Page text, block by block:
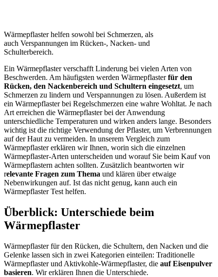
Wärmepflaster helfen sowohl bei Schmerzen, als
auch Verspannungen im Rücken-, Nacken- und
Schulterbereich.
Ein Wärmepflaster verschafft Linderung bei vielen Arten von
Beschwerden. Am häufigsten werden Wärmepflasterfür den
Rücken, den Nackenbereich und Schultern eingesetzt, um
Schmerzen zu lindern und Verspannungen zu lösen. Außerdem ist
ein Wärmepflaster bei Regelschmerzen eine wahre Wohltat. Je nach
Art erreichen die Wärmepflaster bei der Anwendung
unterschiedliche Temperaturen und wirken anders lange. Besonders
wichtig ist die richtige Verwendung der Pflaster, um Verbrennungen
auf der Haut zu vermeiden. In unserem Vergleich zum
Wärmepflaster erklären wir Ihnen, worin sich die einzelnen
Wärmepflaster-Arten unterscheiden und worauf Sie beim Kauf von
Wärmepflastern achten sollten. Zusätzlich beantworten wir
relevante Fragen zum Thema und klären über etwaige
Nebenwirkungen auf. Ist das nicht genug, kann auch ein
Wärmepflaster Test helfen.
Überblick: Unterschiede beim
Wärmepflaster
Wärmepflaster für den Rücken, die Schultern, den Nacken und die
Gelenke lassen sich in zwei Kategorien einteilen: Traditionelle
Wärmepflaster und Aktivkohle-Wärmepflaster, die auf Eisenpulver
basieren. Wir erklären Ihnen die Unterschiede.